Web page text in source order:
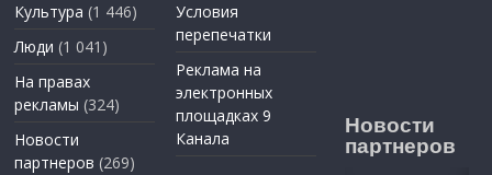
Культура (1 446)
Люди (1 041)
На правах
рекламы (324)
Новости
партнеров (269)
Условия
перепечатки
Реклама на
электронных
площадках 9
Канала
Новости
партнеров